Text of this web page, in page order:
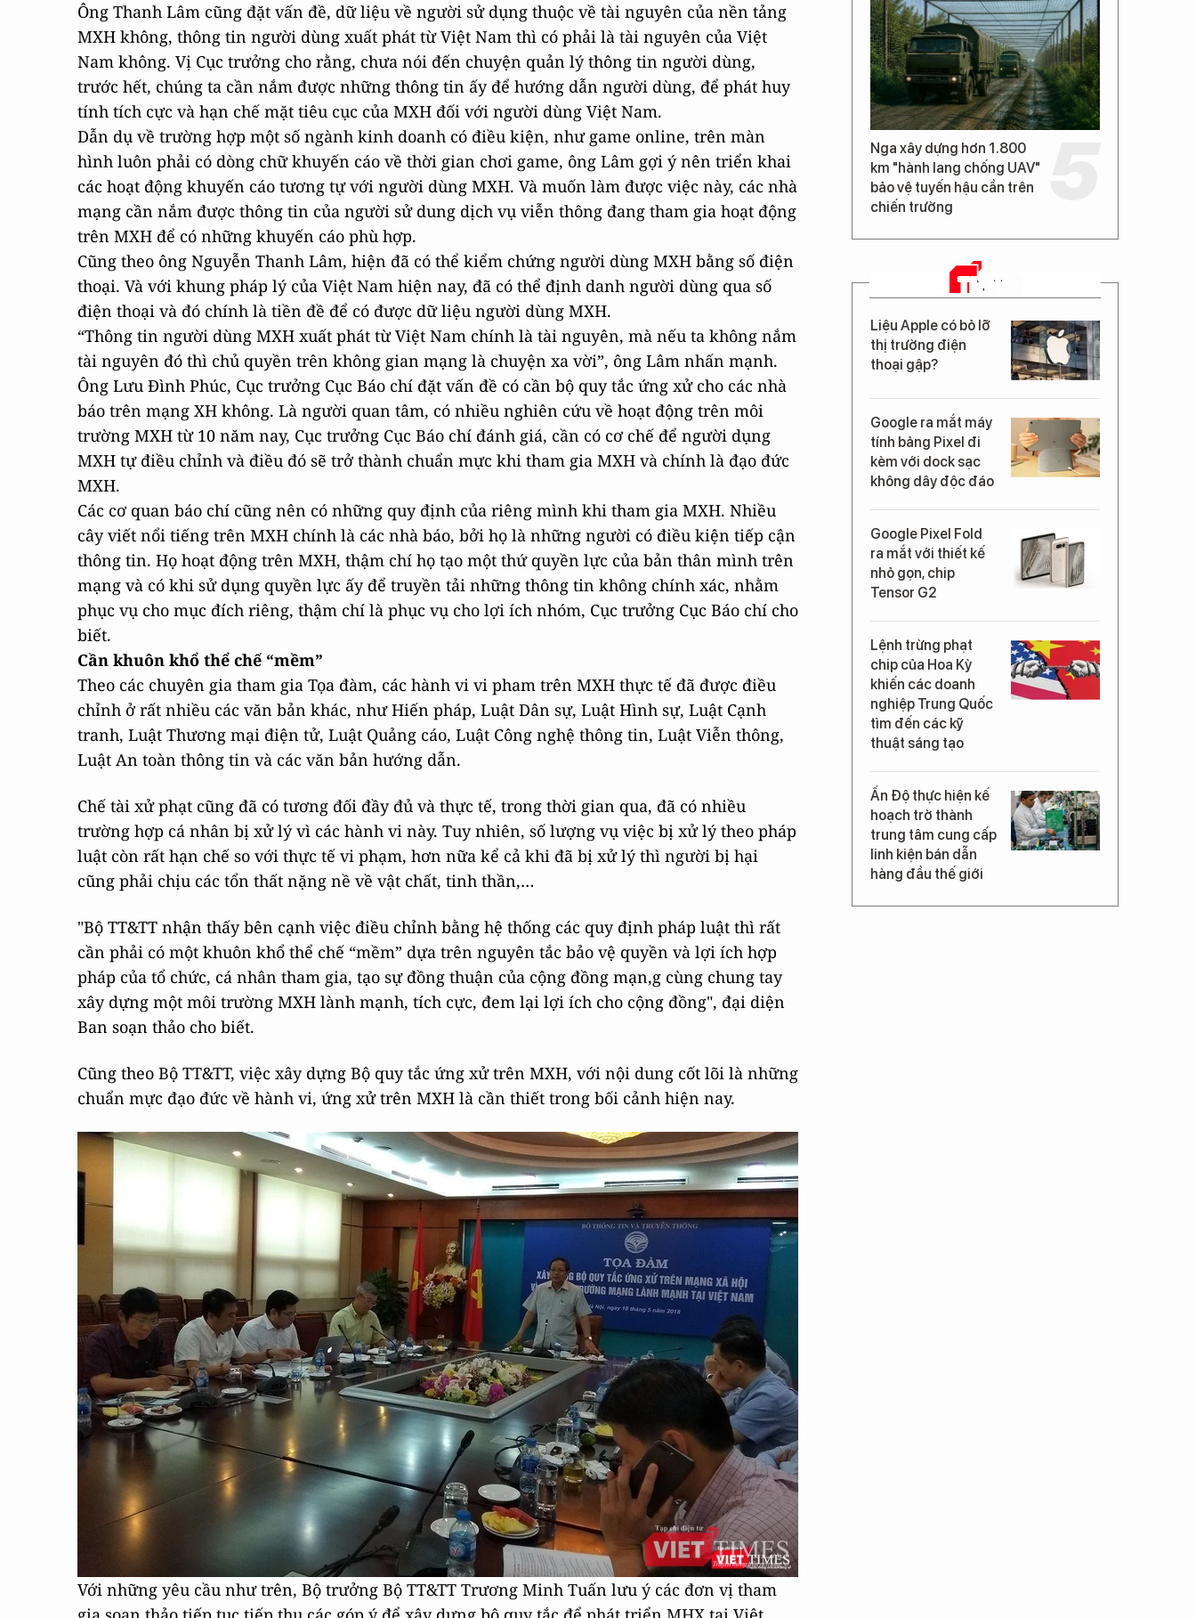
Ông Thanh Lâm cũng đặt vấn đề, dữ liệu về người sử dụng thuộc về tài nguyên của nền tảng
MXH không, thông tin người dùng xuất phát từ Việt Nam thì có phải là tài nguyên của Việt
Nam không. Vị Cục trưởng cho rằng, chưa nói đến chuyện quản lý thông tin người dùng,
trước hết, chúng ta cần nắm được những thông tin ấy để hướng dẫn người dùng, để phát huy
tính tích cực và hạn chế mặt tiêu cục của MXH đối với người dùng Việt Nam.
Dẫn dụ về trường hợp một số ngành kinh doanh có điều kiện, như game online, trên màn
hình luôn phải có dòng chữ khuyến cáo về thời gian chơi game, ông Lâm gợi ý nên triển khai
các hoạt động khuyến cáo tương tự với người dùng MXH. Và muốn làm được việc này, các nhà
mạng cần nắm được thông tin của người sử dung dịch vụ viễn thông đang tham gia hoạt động
trên MXH để có những khuyến cáo phù hợp.
Cũng theo ông Nguyễn Thanh Lâm, hiện đã có thể kiểm chứng người dùng MXH bằng số điện
thoại. Và với khung pháp lý của Việt Nam hiện nay, đã có thể định danh người dùng qua số
điện thoại và đó chính là tiền đề để có được dữ liệu người dùng MXH.
“Thông tin người dùng MXH xuất phát từ Việt Nam chính là tài nguyên, mà nếu ta không nắm
tài nguyên đó thì chủ quyền trên không gian mạng là chuyện xa vời”, ông Lâm nhấn mạnh.
Ông Lưu Đình Phúc, Cục trưởng Cục Báo chí đặt vấn đề có cần bộ quy tắc ứng xử cho các nhà
báo trên mạng XH không. Là người quan tâm, có nhiều nghiên cứu về hoạt động trên môi
trường MXH từ 10 năm nay, Cục trưởng Cục Báo chí đánh giá, cần có cơ chế để người dụng
MXH tự điều chỉnh và điều đó sẽ trở thành chuẩn mực khi tham gia MXH và chính là đạo đức
MXH.
Các cơ quan báo chí cũng nên có những quy định của riêng mình khi tham gia MXH. Nhiều
cây viết nổi tiếng trên MXH chính là các nhà báo, bởi họ là những người có điều kiện tiếp cận
thông tin. Họ hoạt động trên MXH, thậm chí họ tạo một thứ quyền lực của bản thân mình trên
mạng và có khi sử dụng quyền lực ấy để truyền tải những thông tin không chính xác, nhằm
phục vụ cho mục đích riêng, thậm chí là phục vụ cho lợi ích nhóm, Cục trưởng Cục Báo chí cho
biết.
Cần khuôn khổ thể chế “mềm”
Theo các chuyên gia tham gia Tọa đàm, các hành vi vi pham trên MXH thực tế đã được điều
chỉnh ở rất nhiều các văn bản khác, như Hiến pháp, Luật Dân sự, Luật Hình sự, Luật Cạnh
tranh, Luật Thương mại điện tử, Luật Quảng cáo, Luật Công nghệ thông tin, Luật Viễn thông,
Luật An toàn thông tin và các văn bản hướng dẫn.
Chế tài xử phạt cũng đã có tương đối đầy đủ và thực tế, trong thời gian qua, đã có nhiều
trường hợp cá nhân bị xử lý vì các hành vi này. Tuy nhiên, số lượng vụ việc bị xử lý theo pháp
luật còn rất hạn chế so với thực tế vi phạm, hơn nữa kể cả khi đã bị xử lý thì người bị hại
cũng phải chịu các tổn thất nặng nề về vật chất, tinh thần,…
"Bộ TT&TT nhận thấy bên cạnh việc điều chỉnh bằng hệ thống các quy định pháp luật thì rất
cần phải có một khuôn khổ thể chế “mềm” dựa trên nguyên tắc bảo vệ quyền và lợi ích hợp
pháp của tổ chức, cá nhân tham gia, tạo sự đồng thuận của cộng đồng mạn,g cùng chung tay
xây dựng một môi trường MXH lành mạnh, tích cực, đem lại lợi ích cho cộng đồng", đại diện
Ban soạn thảo cho biết.
Cũng theo Bộ TT&TT, việc xây dựng Bộ quy tắc ứng xử trên MXH, với nội dung cốt lõi là những
chuẩn mực đạo đức về hành vi, ứng xử trên MXH là cần thiết trong bối cảnh hiện nay.
Với những yêu cầu như trên, Bộ trưởng Bộ TT&TT Trương Minh Tuấn lưu ý các đơn vị tham
Nga xây dựng hơn 1.800
km "hành lang chống UAV"
bảo vệ tuyến hậu cần trên
chiến trường
TIN MỚI
Liệu Apple có bỏ lỡ
thị trường điện
thoại gập?
Google ra mắt máy
tính bảng Pixel đi
kèm với dock sạc
không dây độc đáo
Google Pixel Fold
ra mắt với thiết kế
nhỏ gọn, chip
Tensor G2
Lệnh trừng phạt
chip của Hoa Kỳ
khiến các doanh
nghiệp Trung Quốc
tìm đến các kỹ
thuật sáng tạo
Ấn Độ thực hiện kế
hoạch trở thành
trung tâm cung cấp
linh kiện bán dẫn
hàng đầu thế giới